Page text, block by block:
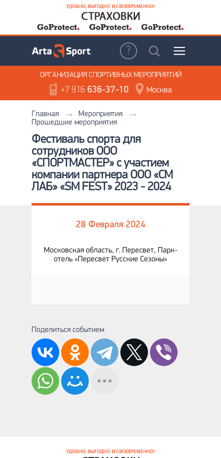
ОРГАНИЗАЦИЯ СПОРТИВНЫХ МЕРОПРИЯТИЙ
+7 916636-37-10 Москва
Главная
Мероприятия
Прошедшие мероприятия
Фестиваль спорта для
сотрудников ООО
«СПОРТМАСТЕР» с участием
компании партнера ООО «СМ
ЛАБ» «SM FEST» 2023 - 2024
28 Февраля 2024
Московская область, г. Пересвет, Парк-
отель «Пересвет Русские Сезоны»
Поделиться событием